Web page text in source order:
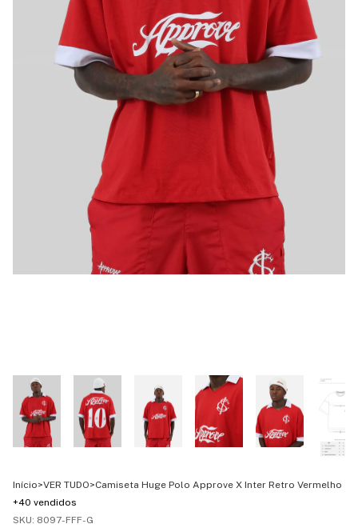
Início>VER TUDO>Camiseta Huge Polo Approve X Inter Retro Vermelho
+40 vendidos
SKU: 8097-FFF-G